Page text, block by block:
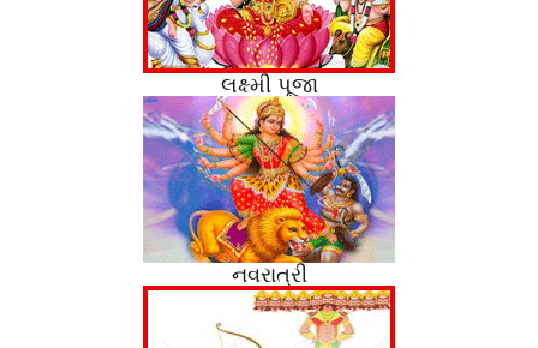
લક્ષ્મી પૂજા
નવરાત્રી